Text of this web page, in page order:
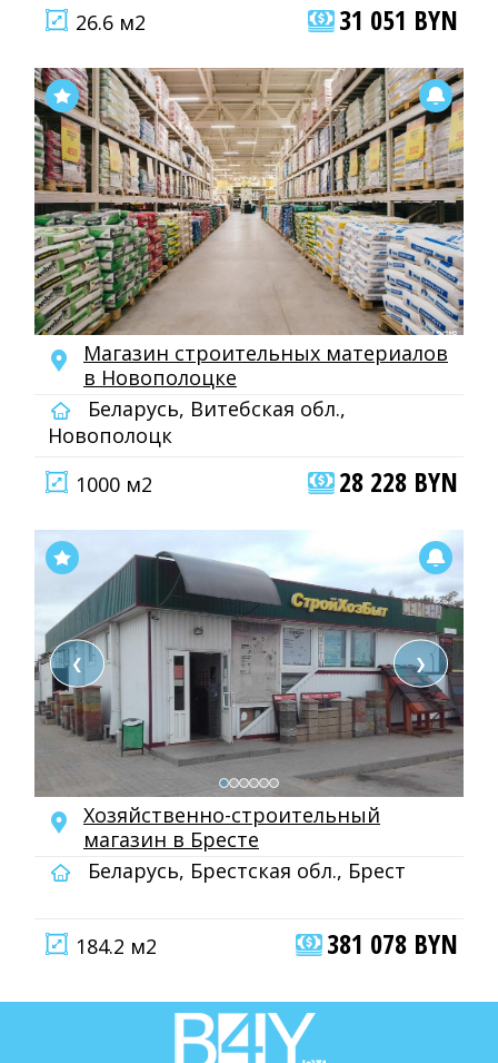
26.6 м2
31 051 BYN
Магазин строительных материалов
в Новополоцке
Беларусь, Витебская обл.,
Новополоцк
1000 м2
28 228 BYN
❮ ❯
Хозяйственно-строительный
мaгaзин в Бресте
Беларусь, Брестская обл., Брест
184.2 м2 381 078 BYN